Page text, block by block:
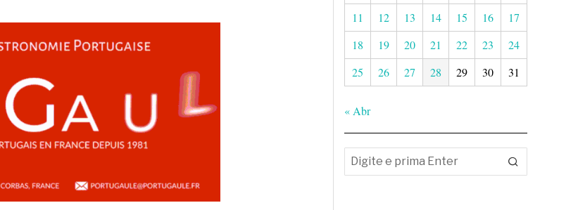
11
12 13 14 15 16
17
18
19 20 21 22 23
24
25
26 27 28 29 30 31
« Abr